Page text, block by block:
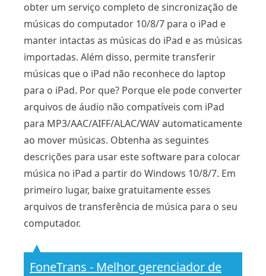
obter um serviço completo de sincronização de
músicas do computador 10/8/7 para o iPad e
manter intactas as músicas do iPad e as músicas
importadas. Além disso, permite transferir
músicas que o iPad não reconhece do laptop
para o iPad. Por que? Porque ele pode converter
arquivos de áudio não compatíveis com iPad
para MP3/AAC/AIFF/ALAC/WAV automaticamente
ao mover músicas. Obtenha as seguintes
descrições para usar este software para colocar
música no iPad a partir do Windows 10/8/7. Em
primeiro lugar, baixe gratuitamente esses
arquivos de transferência de música para o seu
computador.
FoneTrans - Melhor gerenciador de